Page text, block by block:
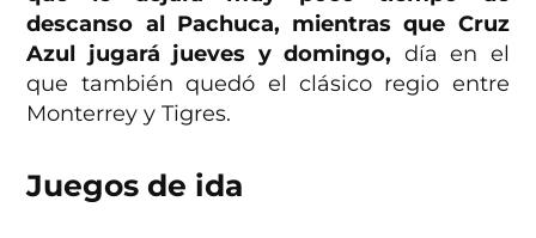
descanso al Pachuca, mientras que Cruz
Azul jugará jueves y domingo, día en el
que también quedó el clásico regio entre
Monterrey y Tigres.
Juegos de ida